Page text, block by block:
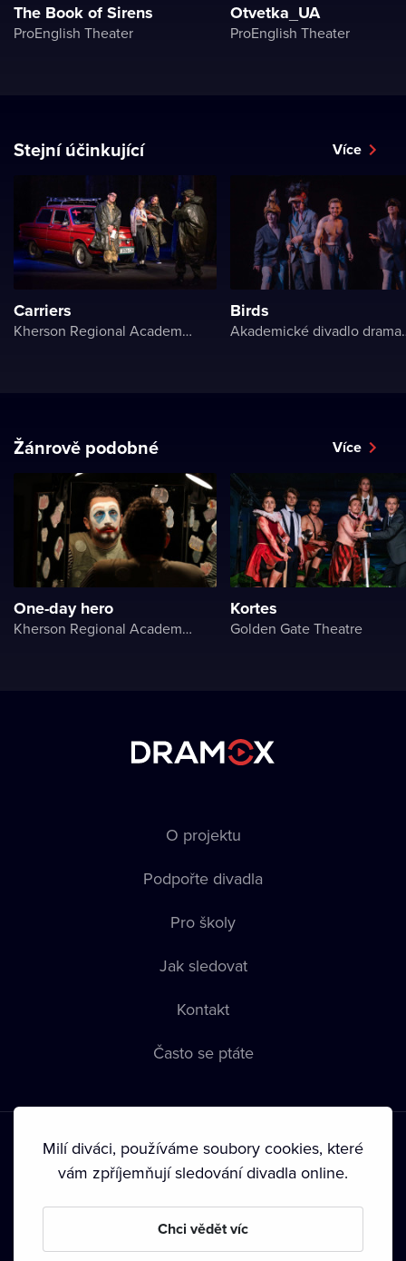
The Book of Sirens
ProEnglish Theater
Otvetka_UA
ProEnglish Theater
Stejní účinkující Více
Carriers
Kherson Regional Academic Music and Drama Theater named after Mykola Kulish
Birds
Žánrově podobné Více
One-day hero
Kherson Regional Academic Music and Drama Theater named after Mykola Kulish
Kortes
Golden Gate Theatre
O projektu
Podpořte divadla
Pro školy
Jak sledovat
Kontakt
Často se ptáte
Podmínky používání • Ochrana soukromí • Zásady používání
• Autorská práva•
Milí diváci, používáme soubory cookies, které
vám zpříjemňují sledování divadla online.
Chci vědět víc